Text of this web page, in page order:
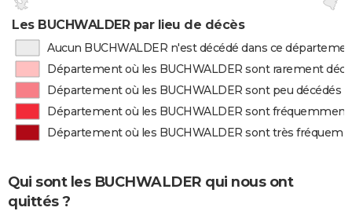
Les BUCHWALDER par lieu de décès
Aucun BUCHWALDER n'est décédé dans ce
Département où les BUCHWALDER sont rarement
Département où les BUCHWALDER sont peu décédés
Département où les BUCHWALDER sont fréquemment
Département où les BUCHWALDER sont très
Qui sont les BUCHWALDER qui nous ont
quittés ?